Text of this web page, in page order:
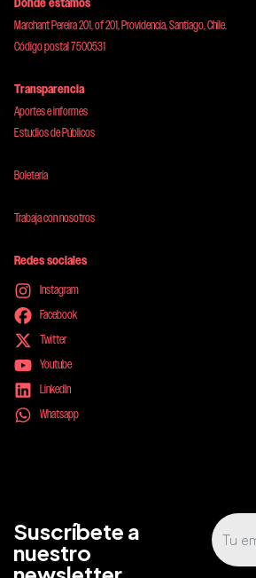
Dónde estamos
Marchant Pereira 201, of 201, Providencia, Santiago, Chile.
Código postal 7500531
Transparencia
Aportes e informes
Estudios de Públicos
Boletería
Trabaja con nosotros
Redes sociales
Instagram
Facebook
Twitter
Youtube
LinkedIn
Whatsapp
Suscríbete a
nuestro